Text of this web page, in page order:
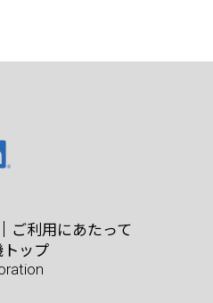
ご利用にあたって
ップ